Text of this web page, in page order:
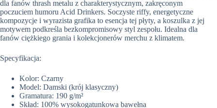
dla fanów thrash metalu z charakterystycznym, zakręconym
poczuciem humoru Acid Drinkers. Soczyste riffy, energetyczne
kompozycje i wyrazista grafika to esencja tej płyty, a koszulka z jej
motywem podkreśla bezkompromisowy styl zespołu. Idealna dla
fanów ciężkiego grania i kolekcjonerów merchu z klimatem.
Specyfikacja:
Kolor: Czarny
Model: Damski (krój klasyczny)
Gramatura: 190 g/m²
Skład: 100% wysokogatunkowa bawełna